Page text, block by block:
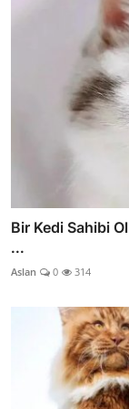
Bir Kedi Sahibi
...
Aslan 0 314